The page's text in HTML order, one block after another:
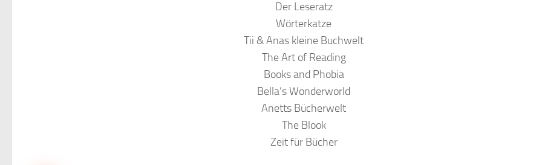
Der Leseratz
Wörterkatze
Tii & Anas kleine Buchwelt
The Art of Reading
Books and Phobia
Bella’s Wonderworld
Anetts Bücherwelt
The Blook
Zeit für Bücher